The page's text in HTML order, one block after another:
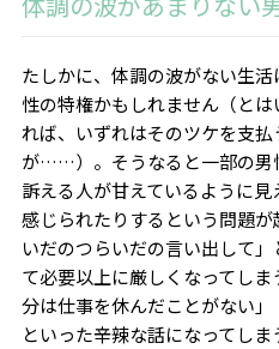
たしかに、体調の波がない生
性の特権かもしれません（と
れば、いずれはそのツケを支
が……）。そうなると一部の男
訴える人が甘えているように
感じられたりするという問題
いだのつらいだの言い出して
て必要以上に厳しくなってし
分は仕事を休んだことがない」
といった辛辣な話になってし